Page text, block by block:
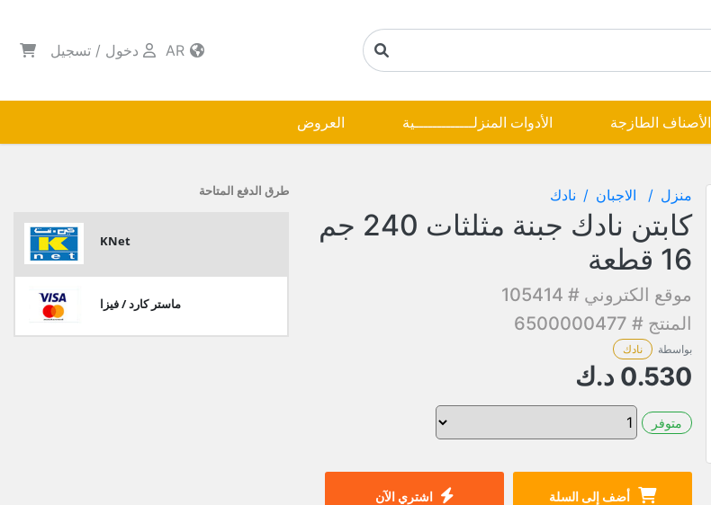
دخول / تسجيل
الأصناف الطازجة الأدوات المنزلـــــــــــــية العروض
منزل الاجبان نادك
كابتن نادك جبنة مثلثات 240 جم
16 قطعة
موقع الكتروني # 105414
المنتج # 6500000477
بواسطة نادك
0.530 د.ك
متوفر
أضف إلى السلة اشتري الآن
طرق الدفع المتاحة
KNet
ماستر كارد / فيزا